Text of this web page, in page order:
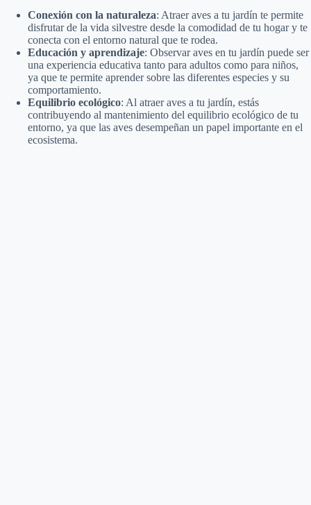
Conexión con la naturaleza: Atraer aves a tu jardín te permite
disfrutar de la vida silvestre desde la comodidad de tu hogar y te
conecta con el entorno natural que te rodea.
Educación y aprendizaje: Observar aves en tu jardín puede ser
una experiencia educativa tanto para adultos como para niños,
ya que te permite aprender sobre las diferentes especies y su
comportamiento.
Equilibrio ecológico: Al atraer aves a tu jardín, estás
contribuyendo al mantenimiento del equilibrio ecológico de tu
entorno, ya que las aves desempeñan un papel importante en el
ecosistema.